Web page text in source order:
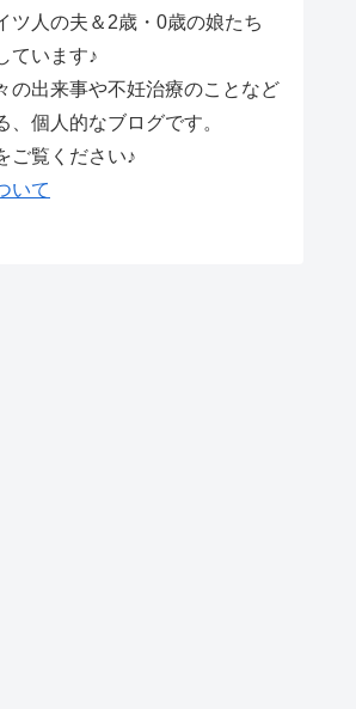
ツ人の夫＆2歳・0歳の娘たち
ています♪
の出来事や不妊治療のことなど
、個人的なブログです。
ご覧ください♪
いて